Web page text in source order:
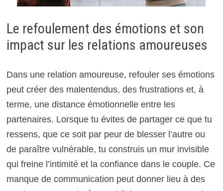
Le refoulement des émotions et son
impact sur les relations amoureuses
Dans une relation amoureuse, refouler ses émotions
peut créer des malentendus, des frustrations et, à
terme, une distance émotionnelle entre les
partenaires. Lorsque tu évites de partager ce que tu
ressens, que ce soit par peur de blesser l’autre ou
de paraître vulnérable, tu construis un mur invisible
qui freine l’intimité et la confiance dans le couple. Ce
manque de communication peut donner lieu à des